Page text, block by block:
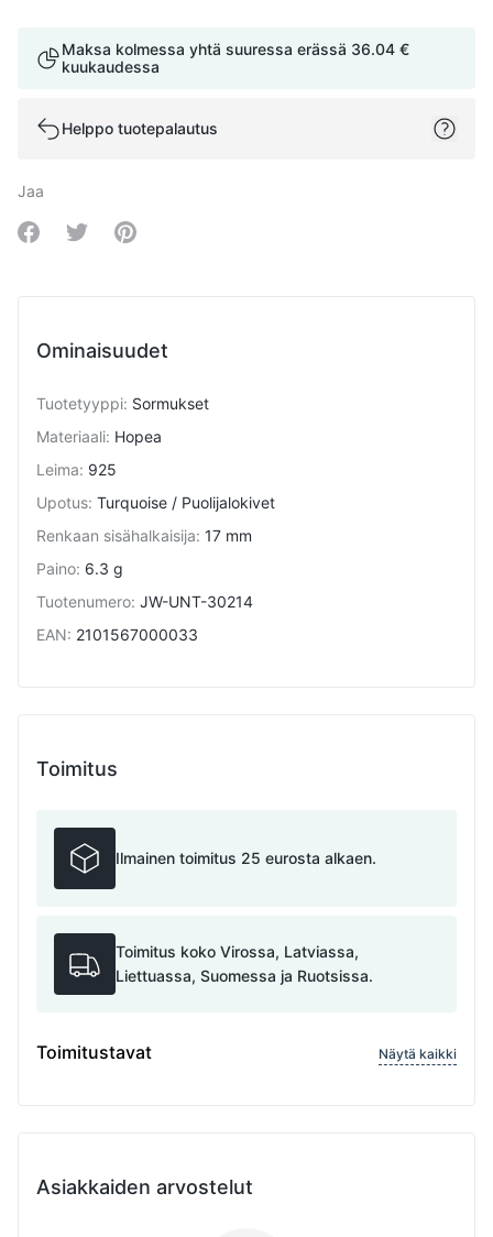
Maksa kolmessa yhtä suuressa erässä 36.04 €
kuukaudessa
Helppo tuotepalautus
Jaa
Share on Facebook
Share on Twitter
Share on Pinterest
Ominaisuudet
Tuotetyyppi: Sormukset
Materiaali: Hopea
Leima: 925
Upotus: Turquoise / Puolijalokivet
Renkaan sisähalkaisija: 17 mm
Paino: 6.3 g
Tuotenumero: JW-UNT-30214
EAN: 2101567000033
Toimitus
Ilmainen toimitus 25 eurosta alkaen.
Toimitus koko Virossa, Latviassa,
Liettuassa, Suomessa ja Ruotsissa.
Toimitustavat Näytä kaikki
Asiakkaiden arvostelut